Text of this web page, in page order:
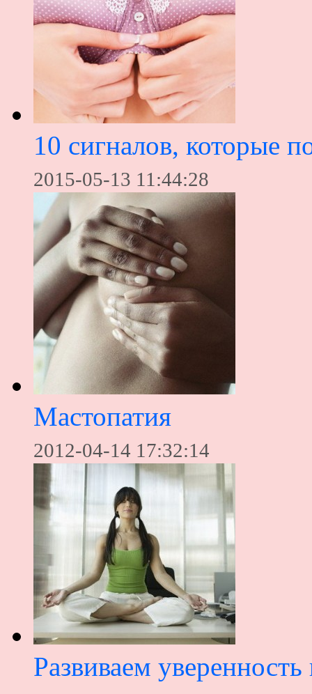
10 сигналов, которые
2015-05-13 11:44:28
Мастопатия
2012-04-14 17:32:14
Развиваем уверенность